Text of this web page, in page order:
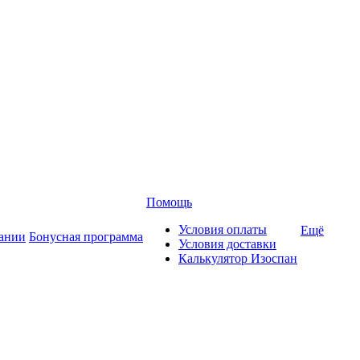
Бонусная программа
Помощь
Условия оплаты
Условия доставки
Калькулятор Изоспан
Ещё